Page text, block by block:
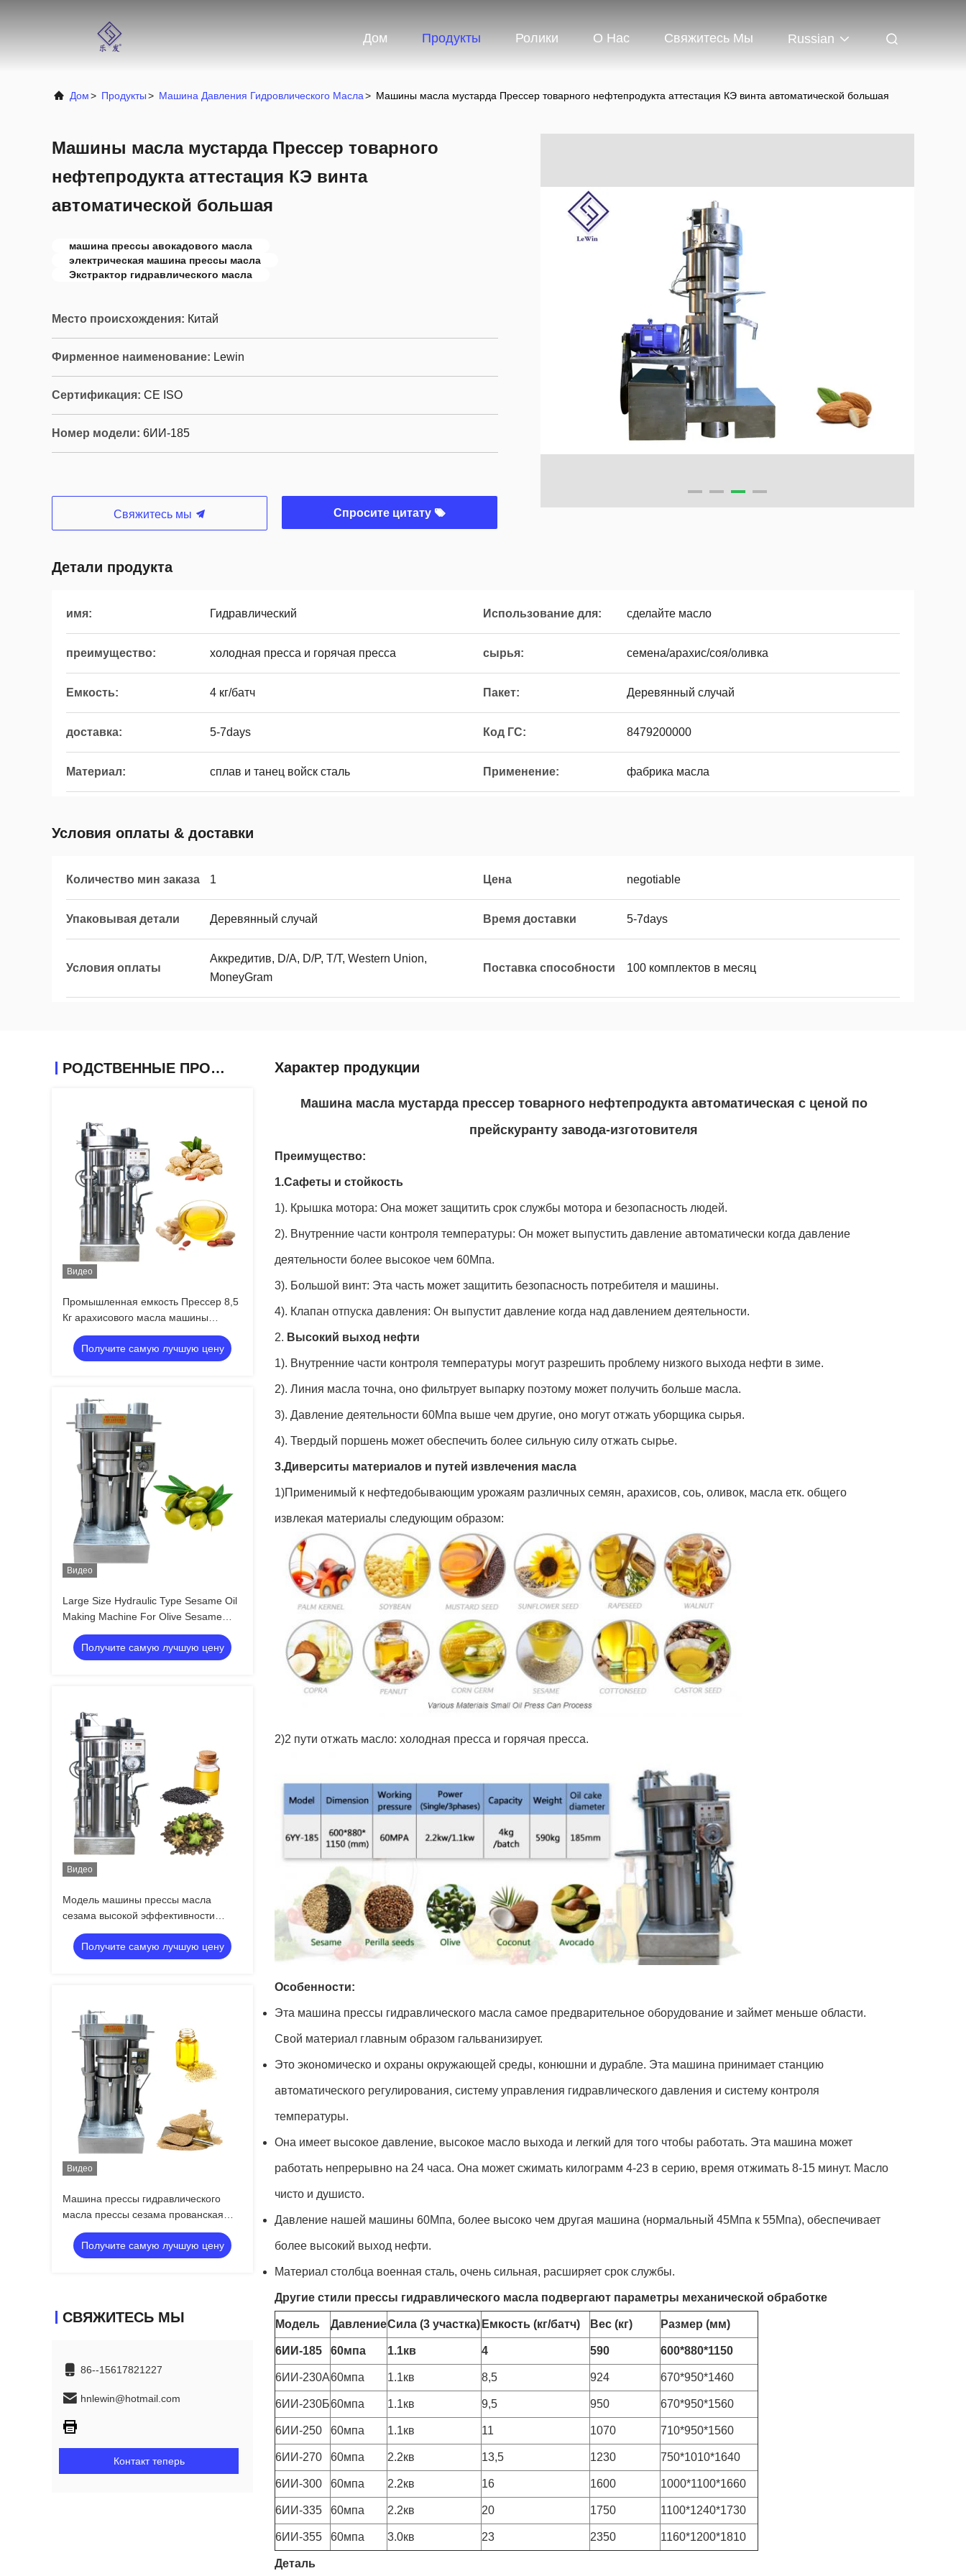
Дом Продукты Ролики О Нас Свяжитесь Мы Russian
Дом> Продукты> Машина Давления Гидровлического Масла> Машины масла мустарда Прессер товарного нефтепродукта аттестация КЭ винта автоматической большая
Машины масла мустарда Прессер товарного
нефтепродукта аттестация КЭ винта
автоматической большая
машина прессы авокадового масла
электрическая машина прессы масла
Экстрактор гидравлического масла
Место происхождения: Китай
Фирменное наименование: Lewin
Сертификация: CE ISO
Номер модели: 6ИИ-185
Свяжитесь мы Спросите цитату
Детали продукта
имя: Гидравлический Использование для: сделайте масло
преимущество: холодная пресса и горячая пресса сырья: семена/арахис/соя/оливка
Емкость: 4 кг/батч Пакет: Деревянный случай
доставка: 5-7days Код ГС: 8479200000
Материал: сплав и танец войск сталь Применение: фабрика масла
Условия оплаты & доставки
Количество мин заказа 1 Цена negotiable
Упаковывая детали Деревянный случай Время доставки 5-7days
Условия оплаты
Аккредитив, D/A, D/P, T/T, Western Union,
MoneyGram
Поставка способности 100 комплектов в месяц
РОДСТВЕННЫЕ ПРОДУКТЫ
Видео
Промышленная емкость Прессер 8,5
Кг арахисового масла машины
прессы гидравлического масла/серии
Получите самую лучшую цену
Видео
Large Size Hydraulic Type Sesame Oil
Making Machine For Olive Sesame
Avocado
Получите самую лучшую цену
Видео
Модель машины прессы масла
сезама высокой эффективности
гидравлическая
Получите самую лучшую цену
Видео
Машина прессы гидравлического
масла прессы сезама прованская
горячая подгоняет напряжение тока
Получите самую лучшую цену
СВЯЖИТЕСЬ МЫ
86--15617821227
hnlewin@hotmail.com
Контакт теперь
Характер продукции
Машина масла мустарда прессер товарного нефтепродукта автоматическая с ценой по
прейскуранту завода-изготовителя
Преимущество:
1.Сафеты и стойкость
1). Крышка мотора: Она может защитить срок службы мотора и безопасность людей.
2). Внутренние части контроля температуры: Он может выпустить давление автоматически когда давление
деятельности более высокое чем 60Мпа.
3). Большой винт: Эта часть может защитить безопасность потребителя и машины.
4). Клапан отпуска давления: Он выпустит давление когда над давлением деятельности.
2. Высокий выход нефти
1). Внутренние части контроля температуры могут разрешить проблему низкого выхода нефти в зиме.
2). Линия масла точна, оно фильтрует выпарку поэтому может получить больше масла.
3). Давление деятельности 60Мпа выше чем другие, оно могут отжать уборщика сырья.
4). Твердый поршень может обеспечить более сильную силу отжать сырье.
3.Диверситы материалов и путей извлечения масла
1)Применимый к нефтедобывающим урожаям различных семян, арахисов, соь, оливок, масла етк. общего
извлекая материалы следующим образом:
2)2 пути отжать масло: холодная пресса и горячая пресса.
Особенности:
Эта машина прессы гидравлического масла самое предварительное оборудование и займет меньше области.
Свой материал главным образом гальванизирует.
Это экономическо и охраны окружающей среды, конюшни и дурабле. Эта машина принимает станцию
автоматического регулирования, систему управления гидравлического давления и систему контроля
температуры.
Она имеет высокое давление, высокое масло выхода и легкий для того чтобы работать. Эта машина может
работать непрерывно на 24 часа. Она может сжимать килограмм 4-23 в серию, время отжимать 8-15 минут. Масло
чисто и душисто.
Давление нашей машины 60Мпа, более высоко чем другая машина (нормальный 45Мпа к 55Мпа), обеспечивает
более высокий выход нефти.
Материал столбца военная сталь, очень сильная, расширяет срок службы.
Другие стили прессы гидравлического масла подвергают параметры механической обработке
Модель ДавлениеСила (3 участка) Емкость (кг/батч) Вес (кг) Размер (мм)
6ИИ-185 60мпа 1.1кв 4 590 600*880*1150
6ИИ-230А60мпа 1.1кв 8,5 924 670*950*1460
6ИИ-230Б60мпа 1.1кв 9,5 950 670*950*1560
6ИИ-250 60мпа 1.1кв 11 1070 710*950*1560
6ИИ-270 60мпа 2.2кв 13,5 1230 750*1010*1640
6ИИ-300 60мпа 2.2кв 16 1600 1000*1100*1660
6ИИ-335 60мпа 2.2кв 20 1750 1100*1240*1730
6ИИ-355 60мпа 3.0кв 23 2350 1160*1200*1810
Деталь